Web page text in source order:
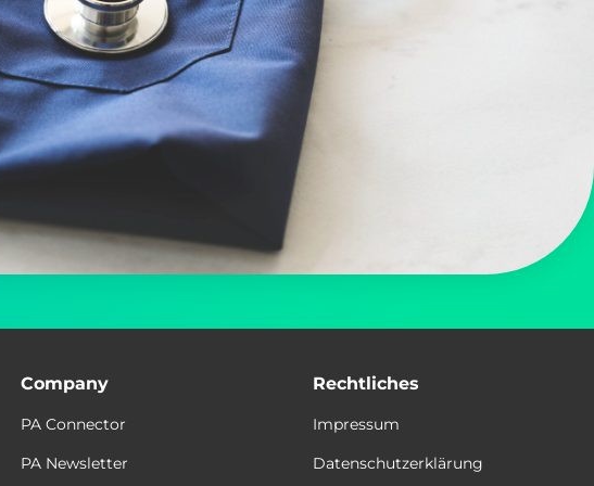
Company
PA Connector
PA Newsletter
Rechtliches
Impressum
Datenschutzerklärung